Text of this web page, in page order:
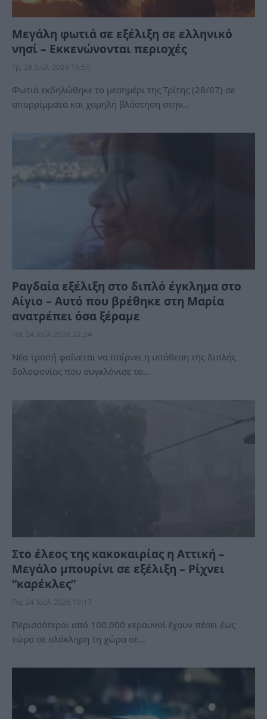
Μεγάλη φωτιά σε εξέλιξη σε ελληνικό
νησί – Εκκενώνονται περιοχές
Τρ, 28 Ιούλ 2026 15:50
Φωτιά εκδηλώθηκε το μεσημέρι της Τρίτης (28/07) σε
απορρίμματα και χαμηλή βλάστηση στην…
Ραγδαία εξέλιξη στο διπλό έγκλημα στο
Αίγιο – Αυτό που βρέθηκε στη Μαρία
ανατρέπει όσα ξέραμε
Πα, 24 Ιούλ 2026 22:24
Νέα τροπή φαίνεται να παίρνει η υπόθεση της διπλής
δολοφονίας που συγκλόνισε το…
Στο έλεος της κακοκαιρίας η Αττική –
Μεγάλο μπουρίνι σε εξέλιξη – Ρίχνει
“καρέκλες”
Πα, 24 Ιούλ 2026 19:17
Περισσότεροι από 100.000 κεραυνοί έχουν πέσει έως
τώρα σε ολόκληρη τη χώρα σε…